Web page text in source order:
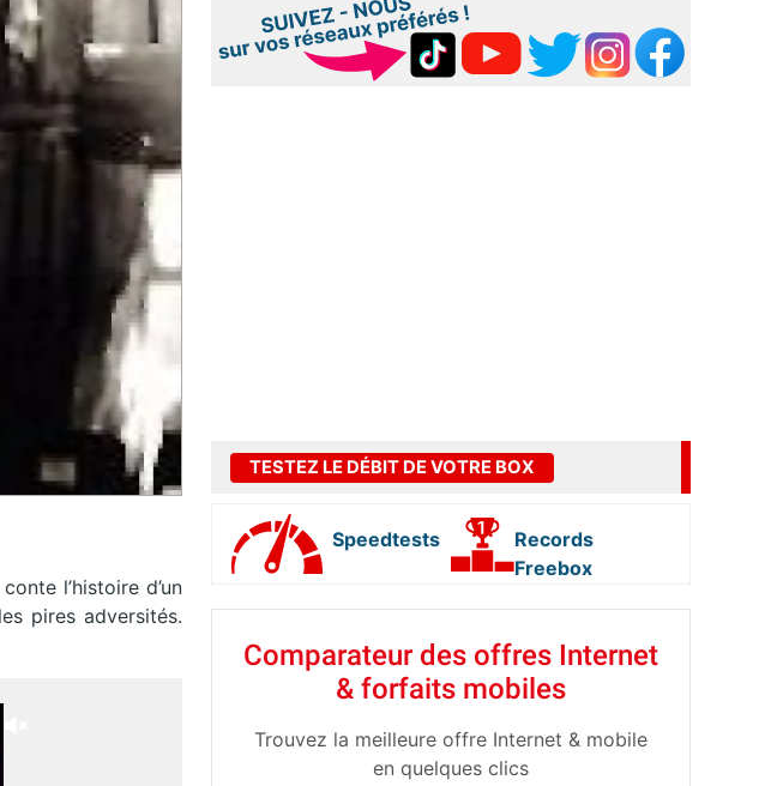
l’histoire d’un
pires adversités.
TESTEZ LE DÉBIT DE VOTRE BOX
Speedtests
Records
Freebox
Comparateur des offres Internet
& forfaits mobiles
Trouvez la meilleure offre Internet & mobile
en quelques clics